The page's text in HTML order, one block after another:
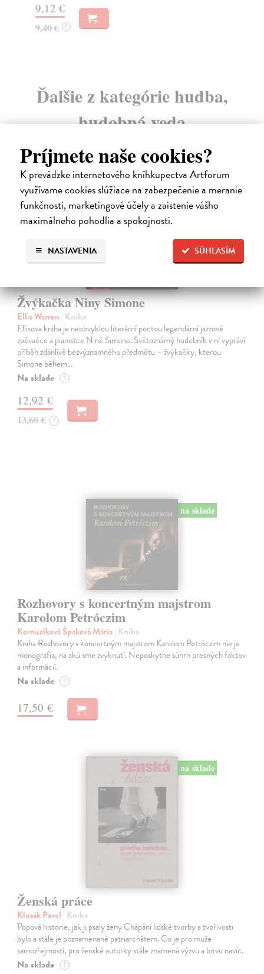
Príjmete naše cookies?
K prevádzke internetového kníhkupectva Artforum
využívame cookies slúžiace na zabezpečenie a meranie
funkčnosti, marketingové účely a zaistenie vášho
maximálneho pohodlia a spokojnosti.
SÚHLASÍM
NASTAVENIA
9,12 €
9,40 € ?
Ďalšie z kategórie hudba,
hudobná veda
na sklade
Žvýkačka Niny Simone
Ellis Warren | Kniha
Ellisova kniha je neobvyklou literární poctou legendární jazzové
zpěvačce a pianistce Nině Simone. Světoznámý hudebník v ní vypráví
příběh zdánlivě bezvýznamného předmětu – žvýkačky, kterou
Simone během…
Na sklade ?
12,92 €
13,60 € ?
na sklade
Rozhovory s koncertným majstrom
Karolom Petróczim
Kornucíková Špaková Mária| Kniha
Kniha Rozhovory s koncertným majstrom Karolom Petróczim nie je
monografia, na akú sme zvyknutí. Neposkytne súhrn presných faktov
a informácií.
Na sklade ?
17,50 €
na sklade
Ženská práce
Klusák Pavel | Kniha
Popová historie, jak ji psaly ženy Chápání lidské tvorby a tvořivosti
bylo a stále je poznamenané patriarchátem. Co je pro muže
samozřejmostí, pro ženské autorky stále znamená výzvu a bitvu navíc.
Na sklade ?